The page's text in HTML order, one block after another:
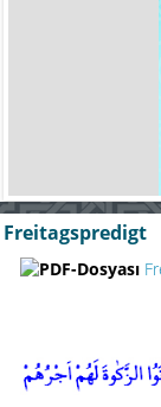
Freitagspredigt